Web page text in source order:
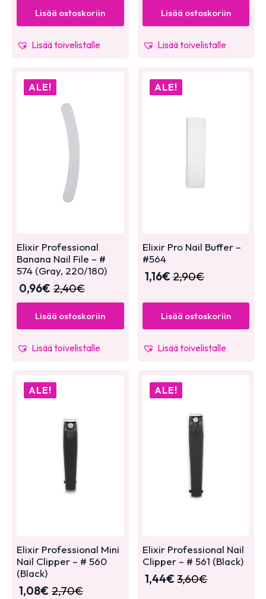
Lisää ostoskoriin
Lisää toivelistalle
Lisää ostoskoriin
Lisää toivelistalle
ALE!
Elixir Professional
Banana Nail File – #
574 (Gray, 220/180)
2,40€
0,96€
Lisää ostoskoriin
Lisää toivelistalle
ALE!
Elixir Pro Nail Buffer –
#564
2,90€
1,16€
Lisää ostoskoriin
Lisää toivelistalle
ALE!
Elixir Professional Mini
Nail Clipper – # 560
(Black)
2,70€
1,08€
ALE!
Elixir Professional Nail
Clipper – # 561 (Black)
3,60€
1,44€